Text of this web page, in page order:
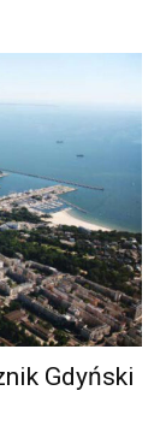
Gdyński